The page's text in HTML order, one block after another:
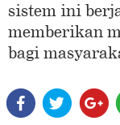
sistem ini
memberikan
bagi